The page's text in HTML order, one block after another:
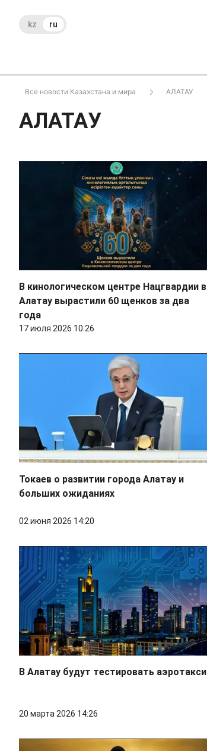
kz ru
Все новости Казахстана и мира АЛАТАУ
АЛАТАУ
В кинологическом центре Нацгвардии в
Алатау вырастили 60 щенков за два
года
17 июля 2026 10:26
Токаев о развитии города Алатау и
больших ожиданиях
02 июня 2026 14:20
В Алатау будут тестировать аэротакси
20 марта 2026 14:26